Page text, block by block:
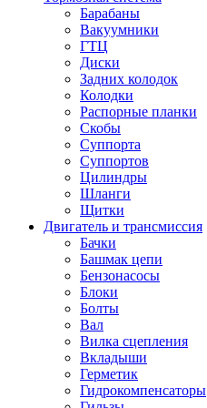
Барабаны
Вакуумники
ГТЦ
Диски
Задних колодок
Колодки
Распорные планки
Скобы
Суппорта
Суппортов
Цилиндры
Шланги
Щитки
Двигатель и трансмиссия
Бачки
Башмак цепи
Бензонасосы
Блоки
Болты
Вал
Вилка сцепления
Вкладыши
Герметик
Гидрокомпенсаторы